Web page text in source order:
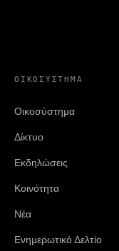
ΟΙΚΟΣΎΣΤΗΜΑ
Οικοσύστημα
Δίκτυο
Εκδηλώσεις
Κοινότητα
Νέα
Ενημερωτικό Δελτίο